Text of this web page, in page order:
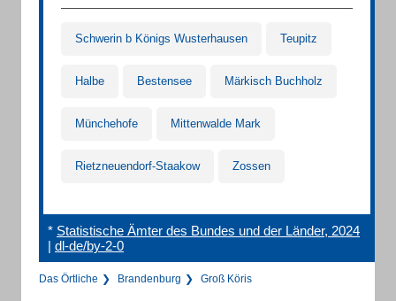
Schwerin b Königs Wusterhausen Teupitz
Halbe Bestensee Märkisch Buchholz
Münchehofe Mittenwalde Mark
Rietzneuendorf-Staakow Zossen
* Statistische Ämter des Bundes und der Länder, 2024
| dl-de/by-2-0
Das Örtliche Brandenburg Groß Köris